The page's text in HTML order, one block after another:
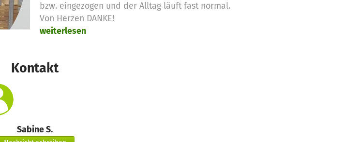
bzw. eingezogen und der Alltag läuft fast normal.
Von Herzen DANKE!
weiterlesen
Kontakt
Sabine S.